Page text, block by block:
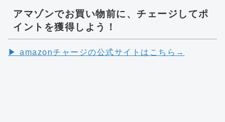
アマゾンでお買い物前に、チェージしてポ
イントを獲得しよう！
▶︎ amazonチャージの公式サイトはこちら→